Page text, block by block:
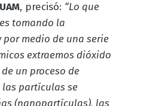
UAM, precisó: “Lo que
tomando la
medio de una serie
extraemos dióxido
un proceso de
partículas se
(nanopartículas), las